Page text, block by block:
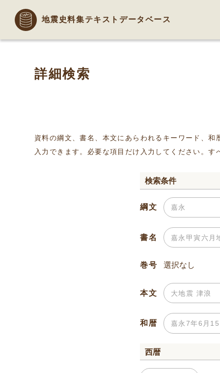
地震史料集テキストデータベース
詳細検索
資料の綱文、書名、本文にあらわれるキーワード、
入力できます。必要な項目だけ入力してください。
検索条件
綱文
書名
巻号
本文
和暦
西暦